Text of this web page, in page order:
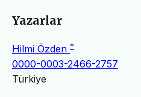
Yazarlar
Hilmi Özden *
0000-0003-2466-2757
Türkiye